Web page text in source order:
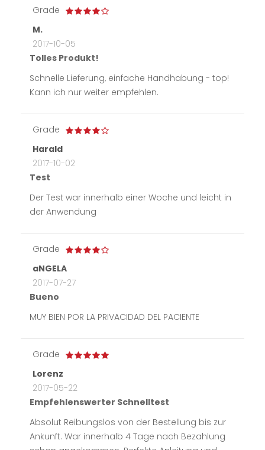
Grade
M.
2017-10-05
Tolles Produkt!
Schnelle Lieferung, einfache Handhabung - top!
Kann ich nur weiter empfehlen.
Grade
Harald
2017-10-02
Test
Der Test war innerhalb einer Woche und leicht in
der Anwendung
Grade
aNGELA
2017-07-27
Bueno
MUY BIEN POR LA PRIVACIDAD DEL PACIENTE
Grade
Lorenz
2017-05-22
Empfehlenswerter Schnelltest
Absolut Reibungslos von der Bestellung bis zur
Ankunft. War innerhalb 4 Tage nach Bezahlung